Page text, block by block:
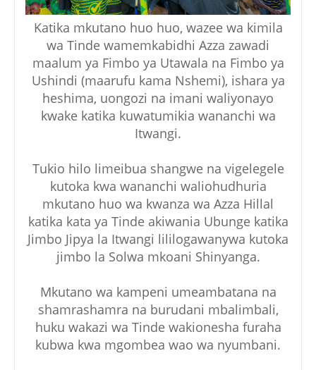
Katika mkutano huo huo, wazee wa kimila
wa Tinde wamemkabidhi Azza zawadi
maalum ya Fimbo ya Utawala na Fimbo ya
Ushindi (maarufu kama Nshemi), ishara ya
heshima, uongozi na imani waliyonayo
kwake katika kuwatumikia wananchi wa
Itwangi.
Tukio hilo limeibua shangwe na vigelegele
kutoka kwa wananchi waliohudhuria
mkutano huo wa kwanza wa Azza Hillal
katika kata ya Tinde akiwania Ubunge katika
Jimbo Jipya la Itwangi lililogawanywa kutoka
jimbo la Solwa mkoani Shinyanga.
Mkutano wa kampeni umeambatana na
shamrashamra na burudani mbalimbali,
huku wakazi wa Tinde wakionesha furaha
kubwa kwa mgombea wao wa nyumbani.